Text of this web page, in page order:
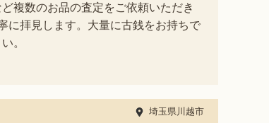
複数のお品の査定をご依頼いただき
に拝見します。大量に古銭をお持ちで
。
埼玉県川越市